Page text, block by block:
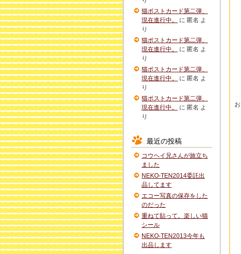
猫ポストカード第二弾、
現在進行中。
に 匿名 よ
り
猫ポストカード第二弾、
現在進行中。
に 匿名 よ
り
猫ポストカード第二弾、
現在進行中。
に 匿名 よ
り
猫ポストカード第二弾、
現在進行中。
に 匿名 よ
り
最近の投稿
コウヘイ兄さんが旅立ち
ました
NEKO-TEN2014委託出
品してます
エコー写真の保存をした
のだった
重ねて貼って。楽しい猫
シール
NEKO-TEN2013今年も
出品します